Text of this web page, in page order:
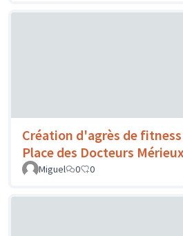
Création d'agrès de
Place des Docteurs Mérieux
Miguel
0 0